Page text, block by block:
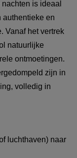
is ideaal
authentieke en
Vanaf het vertrek
natuurlijke
ontmoetingen.
zijn in
volledig in
luchthaven) naar